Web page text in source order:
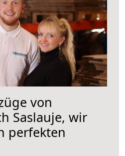
von
Saslauje, wir
perfekten